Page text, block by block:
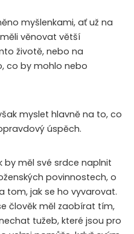
myšlenkami, ať už na
věnovat větší
životě, nebo na
co by mohlo nebo
myslet hlavně na to, co
úspěch.
měl své srdce naplnit
povinnostech, o
tom, jak se ho vyvarovat.
člověk měl zaobírat tím,
tužeb, které jsou pro